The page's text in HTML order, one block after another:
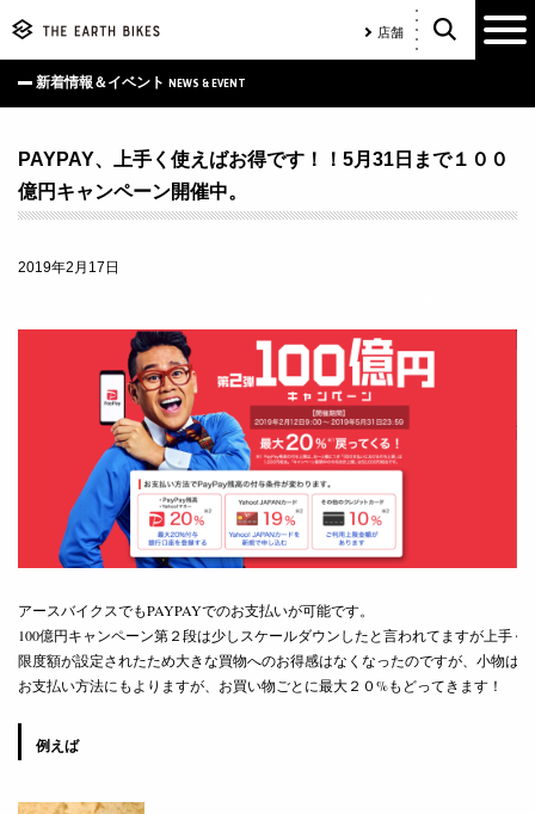
店舗
新着情報＆イベント NEWS & EVENT
PAYPAY、上手く使えばお得です！！5月31日まで１００
億円キャンペーン開催中。
2019年2月17日
アースバイクスでもPAYPAYでのお支払いが可能です。
100億円キャンペーン第２段は少しスケールダウンしたと言われてますが上手
限度額が設定されたため大きな買物へのお得感はなくなったのですが、小物は
お支払い方法にもよりますが、お買い物ごとに最大２０%もどってきます！
例えば